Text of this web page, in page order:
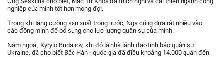
nghiệp của mình tốt hơn mong đợi.
Trong khi tăng cường sản xuất trong nước, Nga cũng dựa rất nhiều vào
các đồng minh để bổ sung cho lực lượng quân sự của mình.
Năm ngoái, Kyrylo Budanov, khi đó là nhà lãnh đạo tình báo quân sự
Ukraine, đã cho biết Bắc Hàn - quốc gia đã điều khoảng 14.000 quân đến